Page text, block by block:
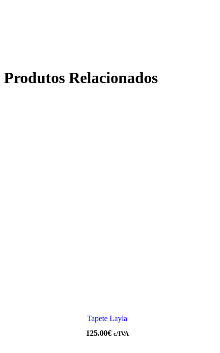
Produtos Relacionados
Tapete Layla
125.00€ c/IVA